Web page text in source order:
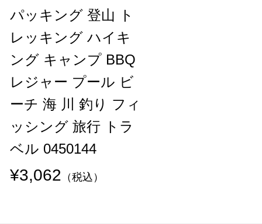
パッキング 登山 ト
レッキング ハイキ
ング キャンプ BBQ
レジャー プール ビ
ーチ 海 川 釣り フィ
ッシング 旅行 トラ
ベル 0450144
¥3,062 （税込）